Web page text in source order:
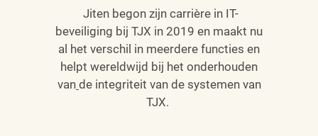
Jiten begon zijn carrière in IT-
beveiliging bij TJX in 2019 en maakt nu
al het verschil in meerdere functies en
helpt wereldwijd bij het onderhouden
van de integriteit van de systemen van
TJX.